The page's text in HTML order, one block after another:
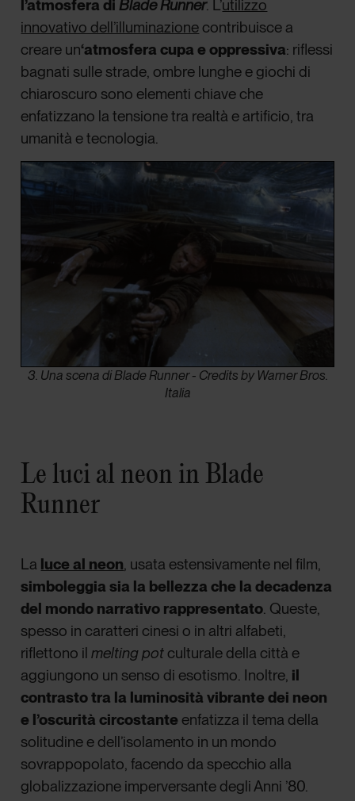
l’atmosfera diBlade Runner. L’utilizzo
innovativo dell’illuminazione contribuisce a
creare un‘atmosfera cupa e oppressiva: riflessi
bagnati sulle strade, ombre lunghe e giochi di
chiaroscuro sono elementi chiave che
enfatizzano la tensione tra realtà e artificio, tra
umanità e tecnologia.
3. Una scena di Blade Runner - Credits by Warner Bros.
Italia
Le luci al neon in Blade
Runner
La luce al neon, usata estensivamente nel film,
simboleggia sia la bellezza che la decadenza
del mondo narrativo rappresentato. Queste,
spesso in caratteri cinesi o in altri alfabeti,
riflettono ilmelting pot culturale della città e
aggiungono un senso di esotismo. Inoltre, il
contrasto tra la luminosità vibrante dei neon
e l’oscurità circostante enfatizza il tema della
solitudine e dell’isolamento in un mondo
sovrappopolato, facendo da specchio alla
globalizzazione imperversante degli Anni ’80.